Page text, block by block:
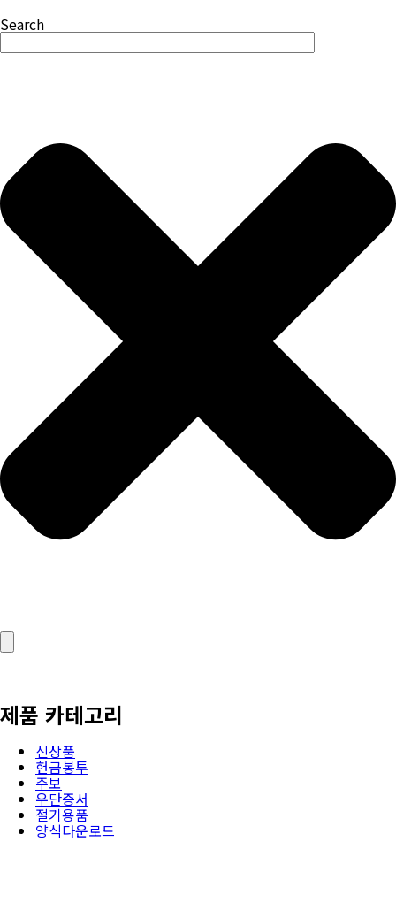
Search
제품 카테고리
신상품
헌금봉투
주보
우단증서
절기용품
양식다운로드